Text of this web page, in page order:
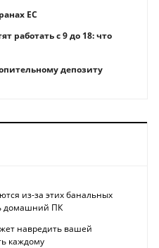
ЕС
работать с 9 до 18: что
депозиту
из-за этих банальных
домашний ПК
навредить вашей
каждому